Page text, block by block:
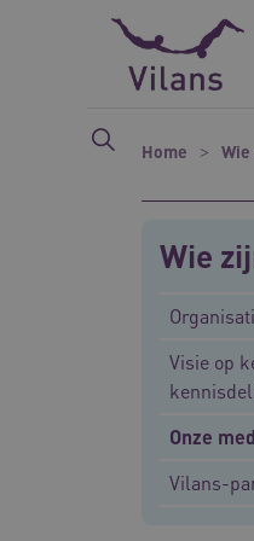
Naar hoofdinhoud
Naar footer
Home
Wie
Visie op
Onze
Vilans-